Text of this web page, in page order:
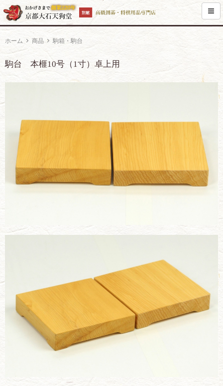
ホーム 商品 駒箱・駒台
駒台 本榧10号（1寸）卓上用